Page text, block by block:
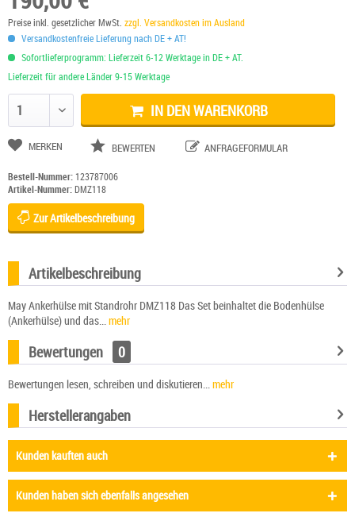
Preise inkl. gesetzlicher MwSt. zzgl. Versandkosten im Ausland
Versandkostenfreie Lieferung nach DE + AT!
Sofortlieferprogramm: Lieferzeit 6-12 Werktage in DE + AT.
Lieferzeit für andere Länder 9-15 Werktage
IN DEN WARENKORB
MERKEN BEWERTEN ANFRAGEFORMULAR
Bestell-Nummer:123787006
Artikel-Nummer:DMZ118
Zur Artikelbeschreibung
Artikelbeschreibung
May Ankerhülse mit Standrohr DMZ118 Das Set beinhaltet die Bodenhülse
(Ankerhülse) und das...
mehr
Bewertungen 0
Bewertungen lesen, schreiben und diskutieren... mehr
Herstellerangaben
Kunden kauften auch
Kunden haben sich ebenfalls angesehen